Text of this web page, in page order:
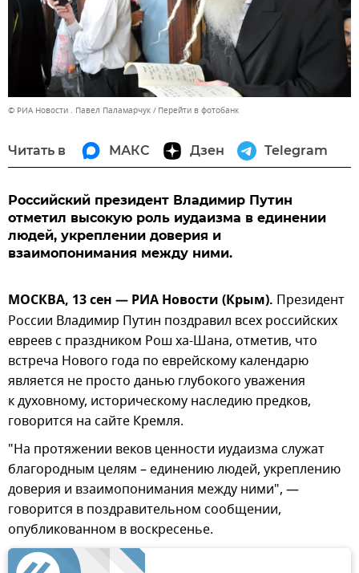
© РИА Новости . Павел Паламарчук Перейти в фотобанк
Читать в МАКС Дзен Telegram
Российский президент Владимир Путин
отметил высокую роль иудаизма в единении
людей, укреплении доверия и
взаимопонимания между ними.
МОСКВА, 13 сен — РИА Новости (Крым). Президент
России Владимир Путин поздравил всех российских
евреев с праздником Рош ха-Шана, отметив, что
встреча Нового года по еврейскому календарю
является не просто данью глубокого уважения
к духовному, историческому наследию предков,
говорится на сайте Кремля.
"На протяжении веков ценности иудаизма служат
благородным целям – единению людей, укреплению
доверия и взаимопонимания между ними", —
говорится в поздравительном сообщении,
опубликованном в воскресенье.